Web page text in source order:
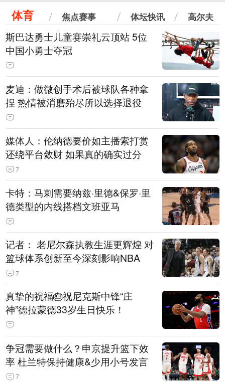
体育 焦点赛事 体坛快讯 高尔夫
斯巴达勇士儿童赛崇礼云顶站 5位
中国小勇士夺冠
麦迪：做微创手术后被球队各种拿
捏 热情被消磨殆尽所以选择退役
媒体人：伦纳德要价如主播索打赏
还绕平台敛财 如果真的确实过分
7
卡特：马刺需要纳兹·里德&保罗·里
德类型的内线搭档文班亚马
记者： 老尼尔森执教生涯更辉煌 对
篮球体系创新至今深刻影响NBA
7
真挚的祝福🎂祝尼克斯中锋“庄
神”德拉蒙德33岁生日快乐！
争冠需要做什么？申京提升篮下效
率 杜兰特保持健康&少用小号发言
7